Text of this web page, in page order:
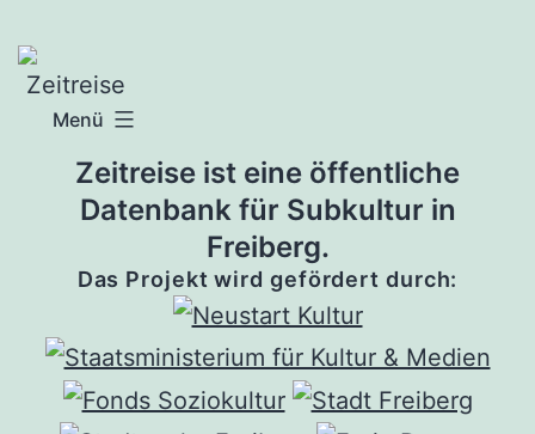
Inhalt
springen
Menü
Zeitreise ist eine öffentliche
Datenbank für Subkultur in
Freiberg.
Das Projekt wird gefördert durch: